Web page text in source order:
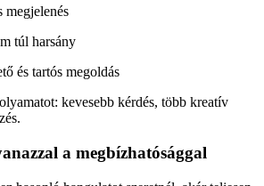
megjelenés
túl harsány
és tartós megoldás
kevesebb kérdés, több kreatív
a megbízhatósággal